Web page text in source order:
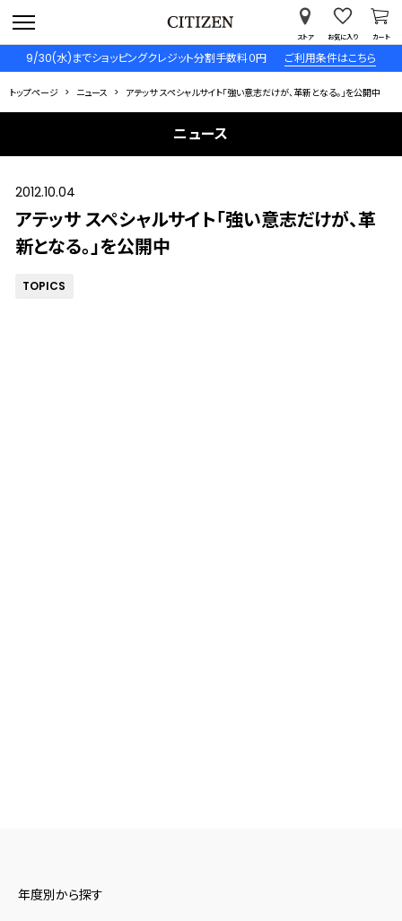
9/30(水)までショッピングクレジット分割手数料０円 ご利用条件はこちら
ストア お気に入り カート
トップページ ニュース アテッサ スペシャルサイト「強い意志だけが、革新となる。」を公開中
ニュース
2012.10.04
アテッサ スペシャルサイト「強い意志だけが、革
新となる。」を公開中
TOPICS
年度別から探す